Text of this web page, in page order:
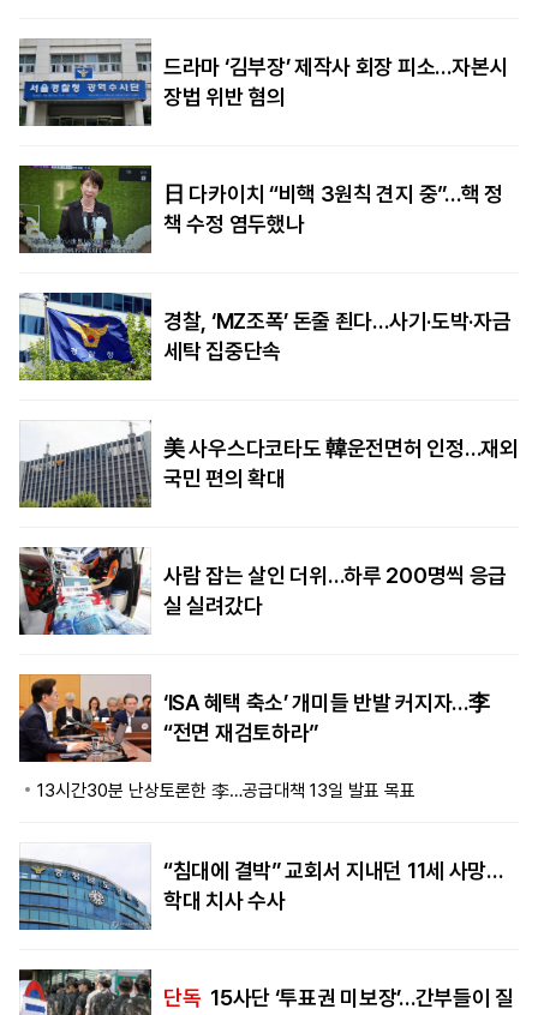
드라마 ‘김부장’ 제작사 회장 피소…자본시
장법 위반 혐의
日 다카이치 “비핵 3원칙 견지 중”…핵 정
책 수정 염두했나
경찰, ‘MZ조폭’ 돈줄 죈다…사기·도박·자금
세탁 집중단속
美 사우스다코타도 韓운전면허 인정…재외
국민 편의 확대
사람 잡는 살인 더위…하루 200명씩 응급
실 실려갔다
‘ISA 혜택 축소’ 개미들 반발 커지자…李
“전면 재검토하라”
13시간30분 난상토론한 李…공급대책 13일 발표 목표
“침대에 결박” 교회서 지내던 11세 사망…
학대 치사 수사
단독 15사단 ‘투표권 미보장’…간부들이 질